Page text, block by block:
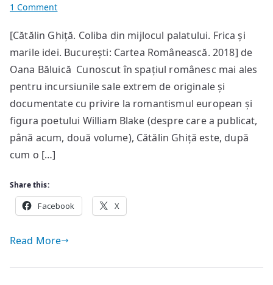
1 Commenton
Analize
și
configurări
[Cătălin Ghiță. Coliba din mijlocul palatului. Frica și
marile idei. București: Cartea Românească. 2018] de
Oana Băluică Cunoscut în spațiul românesc mai ales
pentru incursiunile sale extrem de originale și
documentate cu privire la romantismul european și
figura poetului William Blake (despre care a publicat,
până acum, două volume), Cătălin Ghiță este, după
cum o […]
Share this:
Facebook X
Read More